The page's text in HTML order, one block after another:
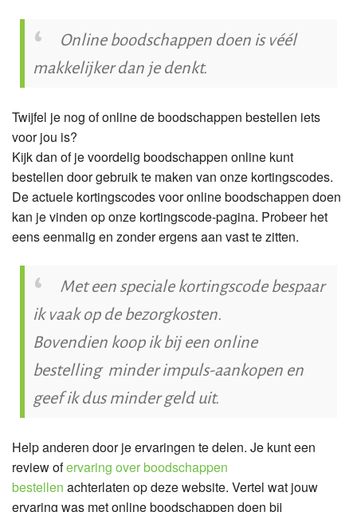
Online boodschappen doen is véél
makkelijker dan je denkt.
Twijfel je nog of online de boodschappen bestellen iets
voor jou is?
Kijk dan of je voordelig boodschappen online kunt
bestellen door gebruik te maken van onze kortingscodes.
De actuele kortingscodes voor online boodschappen doen
kan je vinden op onze kortingscode-pagina. Probeer het
eens eenmalig en zonder ergens aan vast te zitten.
Met een speciale kortingscode bespaar
ik vaak op de bezorgkosten.
Bovendien koop ik bij een online
bestelling minder impuls-aankopen en
geef ik dus minder geld uit.
Help anderen door je ervaringen te delen. Je kunt een
review ofervaring over boodschappen
bestellen achterlaten op deze website. Vertel wat jouw
ervaring was met online boodschappen doen bij